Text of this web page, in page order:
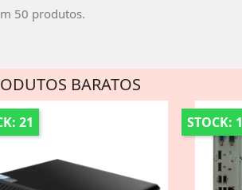
50 produtos.
BARATOS
21 STOCK: 1